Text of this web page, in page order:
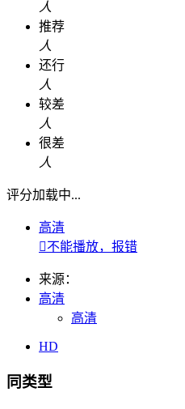
人
推荐
人
还行
人
较差
人
很差
人
评分加载中...
高清
不能播放，报错
来源：
高清
高清
HD
同类型